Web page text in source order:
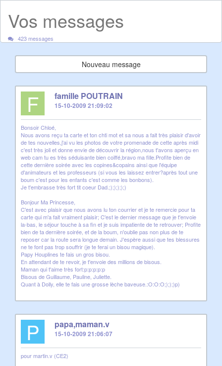
Vos messages
423 messages
Nouveau message
F famille POUTRAIN
15-10-2009 21:09:02
Bonsoir Chloé,
Nous avons reçu ta carte et ton chti mot et sa nous a fait très plaisir d'avoir
de tes nouvelles,j'ai vu les photos de votre promenade de cette après midi
c'est très joli et donne envie de découvrir la région,nous t'avons aperçu en
web cam tu es très séduisante bien coiffé,bravo ma fille.Profite bien de
cette dernière soirée avec les copines&copains ainsi que l'équipe
d'animateurs et les professeurs (si vous les laissez entrer?après tout une
boum c'est pour les enfants c'est comme les bonbons).
Je t'embrasse très fort tit coeur Dad.;););););)
Bonjour Ma Princesse,
C'est avec plaisir que nous avons lu ton courrier et je te remercie pour ta
carte qui m'a fait vraiment plaisir; C'est le dernier message que je t'envoie
la-bas, le séjour touche à sa fin et je suis impatiente de te retrouver; Profite
bien de ta dernière soirée, et de la boum, n'oublie pas non plus de te
reposer car la route sera longue demain. J'espère aussi que tes blessures
ne te font pas trop souffrir (je te ferai un bisou magique).
Papy Houplines te fais un gros bisou.
En attendant de te revoir, je t'envoie des millions de bisous.
Maman qui t'aime très fort:p:p:p:p:p
Bisous de Guillaume, Pauline, Juliette.
Quant à Dolly, elle te fais une grosse lèche baveuse.:O:O:O;););)p)
P papa,maman.v
15-10-2009 21:06:07
pour martin.v (CE2)